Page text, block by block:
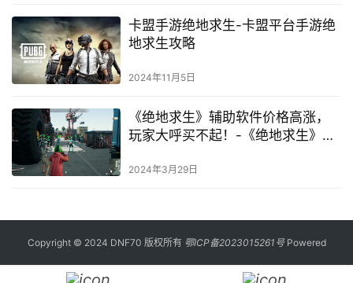
的安全性考量及合法使用指南
2024年6月4日
DNF手游属性强化收益全面解析-
2025年1月19日
卡盟手游绝地求生-卡盟平台手游绝
玩家大呼买不起！-《绝地求生》游